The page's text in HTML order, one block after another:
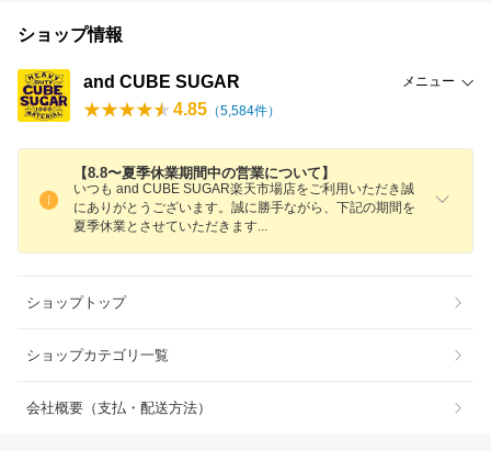
ショップ情報
and CUBE SUGAR メニュー
4.85 （5,584件）
【8.8〜夏季休業期間中の営業について】
いつも and CUBE SUGAR楽天市場店をご利用いただき誠
にありがとうございます。誠に勝手ながら、下記の期間を
夏季休業とさせていただきま す
ショップトップ
ショップカテゴリ一覧
会社概要（支払・配送方法）